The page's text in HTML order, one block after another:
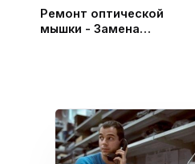
Ремонт оптической
мышки - Замена